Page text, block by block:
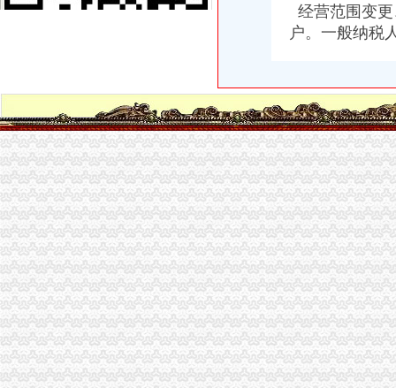
沈代办营业执照-沈代办工商执照公司注册|沈代办公司注销废业|
我在外地,想在青岛找人代办沧口四流中路经商营业执照,_搜问问
中国前海自贸区专业代理公司注册代办营业执照_志趣网
快速代办美容美发营业执照四天出
供应深圳公司注册、快捷代办营业执照仅需800元_志趣网
赣州：夫妻替人代办营业执照伪造公章和签名被拘_原创_江西网络广
【图】九龙坡南坪四公里工商代办公司注册代理营业执照登记_重庆工
北京代办工商企业执照哪家优惠_专业代办公司营业执照费用-【四季
四惠工商注册_四惠代理工商注册_四惠代办营业执照-qd8.com.cn
雄安社保代理/代理记账/代办营业执照
我在外地,想在青岛找人代办沧口四流中路经商营业执照,_百度知道
昆山张浦代办营业执照准备工作
东莞市代办营业执照“四化”推进企业简易注销工作_【公司注册服
四公里代办营业执照
发布商机列表_【今日推荐网-分类信息】
三峡大坝景区商铺招租公告_荆楚网
江门碧桂园西江府一手楼盘驻场（包住）_广东中原地产代理有限公
上海宝山公司注册-食品流程许可证办理优惠
经营范围变
户。一般纳税